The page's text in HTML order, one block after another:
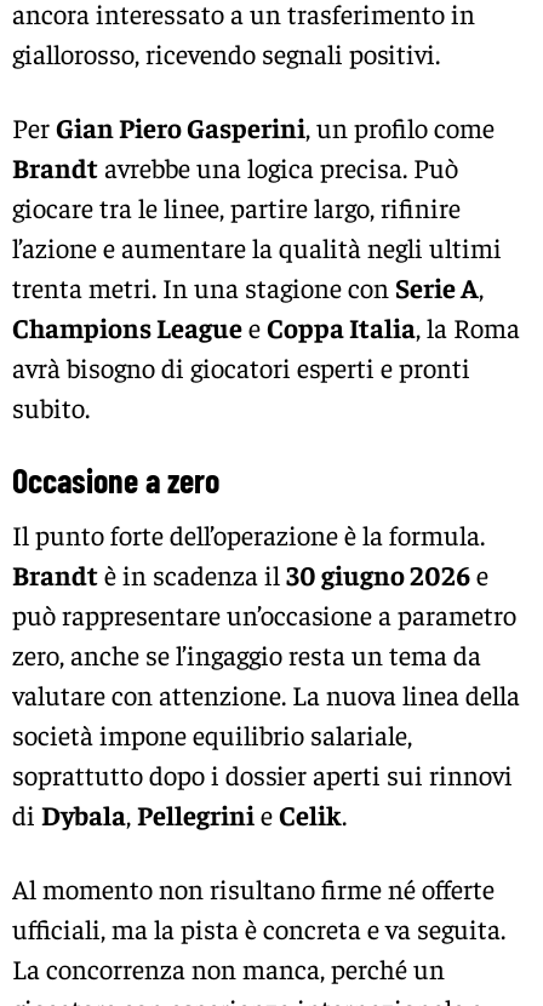
ancora interessato a un trasferimento in
giallorosso, ricevendo segnali positivi.
PerGian Piero Gasperini, un profilo come
Brandtavrebbe una logica precisa. Può
giocare tra le linee, partire largo, rifinire
l’azione e aumentare la qualità negli ultimi
trenta metri. In una stagione con Serie A,
Champions LeagueeCoppa Italia, la Roma
avrà bisogno di giocatori esperti e pronti
subito.
Occasione a zero
Il punto forte dell’operazione è la formula.
Brandtè in scadenza il 30 giugno 2026e
può rappresentare un’occasione a parametro
zero, anche se l’ingaggio resta un tema da
valutare con attenzione. La nuova linea della
società impone equilibrio salariale,
soprattutto dopo i dossier aperti sui rinnovi
di Dybala,PellegrinieCelik.
Al momento non risultano firme né offerte
ufficiali, ma la pista è concreta e va seguita.
La concorrenza non manca, perché un